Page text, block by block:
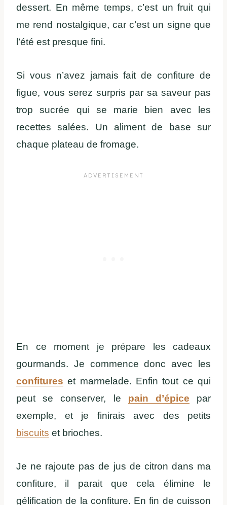
dessert. En même temps, c’est un fruit qui
me rend nostalgique, car c’est un signe que
l’été est presque fini.
Si vous n’avez jamais fait de confiture de
figue, vous serez surpris par sa saveur pas
trop sucrée qui se marie bien avec les
recettes salées. Un aliment de base sur
chaque plateau de fromage.
En ce moment je prépare les cadeaux
gourmands. Je commence donc avec les
confitures et marmelade. Enfin tout ce qui
peut se conserver, le pain d’épice par
exemple, et je finirais avec des petits
biscuits et brioches.
Je ne rajoute pas de jus de citron dans ma
confiture, il parait que cela élimine le
gélification de la confiture. En fin de cuisson